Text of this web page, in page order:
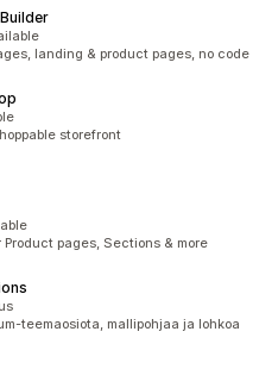
landing & product pages, no code
storefront
pages, Sections & more
teemaosiota, mallipohjaa ja lohkoa